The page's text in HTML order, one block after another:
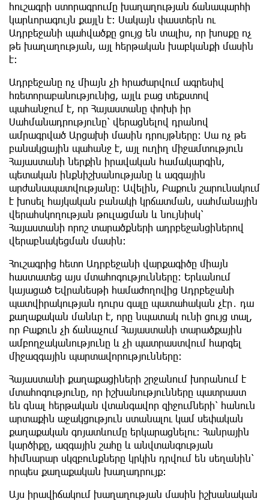
հուշագրի ստորագրումը խաղաղության ճանապարհի
կարևորագույն քայլն է։ Սակայն փաստերն ու
Ադրբեջանի պահվածքը ցույց են տալիս, որ խոսքը ոչ
թե խաղաղության, այլ հերթական խաբկանքի մասին
է։
Ադրբեջանը ոչ միայն չի հրաժարվում ագրեսիվ
հռետորաբանությունից, այլև բաց տեքստով
պահանջում է, որ Հայաստանը փոխի իր
Սահմանադրությունը՝ վերացնելով դրանով
ամրագրված Արցախի մասին դրույթները։ Սա ոչ թե
բանակցային պահանջ է, այլ ուղիղ միջամտություն
Հայաստանի ներքին իրավական համակարգին,
պետական ինքնիշխանությանը և ազգային
արժանապատվությանը։ Ավելին, Բաքուն շարունակում
է խոսել հայկական բանակի կրճատման, սահմանային
վերահսկողության թուլացման և նույնիսկ՝
Հայաստանի որոշ տարածքների ադրբեջանցիներով
վերաբնակեցման մասին։
Հուշագրից հետո Ադրբեջանի վարքագիծը միայն
հաստատեց այս մտահոգությունները։ Երևանում
կայացած Եվրանեսթի համաժողովից Ադրբեջանի
պատվիրակության դուրս գալը պատահական չէր․ դա
քաղաքական մանևր է, որը նպատակ ունի ցույց տալ,
որ Բաքուն չի ճանաչում Հայաստանի տարածքային
ամբողջականությունը և չի պատրաստվում հարգել
միջազգային պարտավորությունները։
Հայաստանի քաղաքացիների շրջանում խորանում է
մտահոգությունը, որ իշխանությունները պատրաստ
են գնալ հերթական վտանգավոր զիջումների՝ հանուն
արտաքին աջակցություն ստանալու կամ սեփական
քաղաքական գոյատևումը երկարացնելու։ Հանրային
կարծիքը, ազգային շահը և անվտանգության
հիմնարար սկզբունքները կրկին դրվում են սեղանին՝
որպես քաղաքական խաղադրույք։
Այս իրավիճակում խաղաղության մասին իշխանական